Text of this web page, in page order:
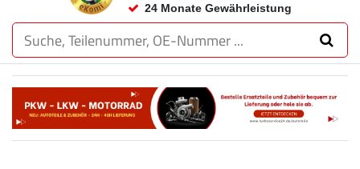
24 Monate Gewährleistung